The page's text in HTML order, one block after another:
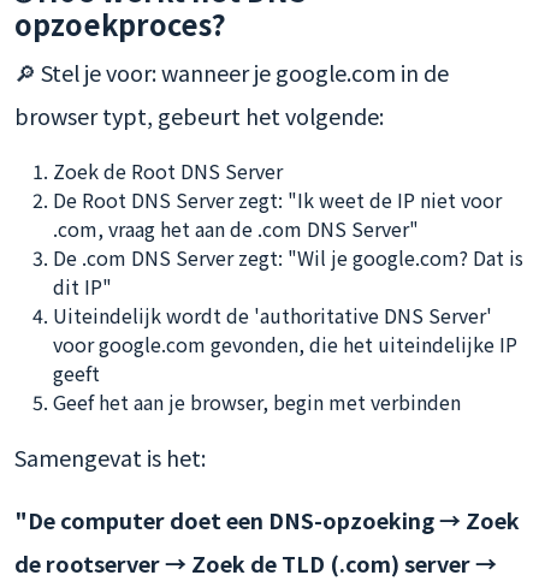
opzoekproces?
🔎 Stel je voor: wanneer je google.com in de
browser typt, gebeurt het volgende:
Zoek de Root DNS Server
De Root DNS Server zegt: "Ik weet de IP niet voor
.com, vraag het aan de .com DNS Server"
De .com DNS Server zegt: "Wil je google.com? Dat is
dit IP"
Uiteindelijk wordt de 'authoritative DNS Server'
voor google.com gevonden, die het uiteindelijke IP
geeft
Geef het aan je browser, begin met verbinden
Samengevat is het:
"De computer doet een DNS-opzoeking → Zoek
de rootserver → Zoek de TLD (.com) server →